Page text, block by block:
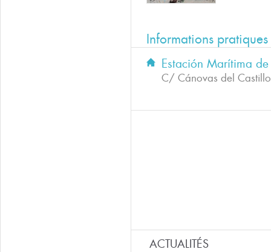
Informations pratiques
Estación Marítima
C/ Cánovas del
ACTUALITÉS